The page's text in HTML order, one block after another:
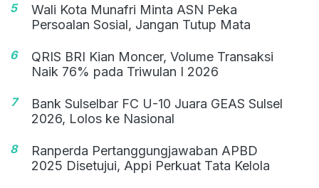
5
Wali Kota Munafri Minta ASN Peka
Persoalan Sosial, Jangan Tutup Mata
6
QRIS BRI Kian Moncer, Volume Transaksi
Naik 76% pada Triwulan I 2026
7
Bank Sulselbar FC U-10 Juara GEAS Sulsel
2026, Lolos ke Nasional
8
Ranperda Pertanggungjawaban APBD
2025 Disetujui, Appi Perkuat Tata Kelola